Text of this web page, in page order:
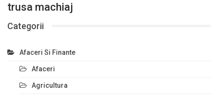
trusa machiaj
Categorii
Afaceri Si Finante
Afaceri
Agricultura